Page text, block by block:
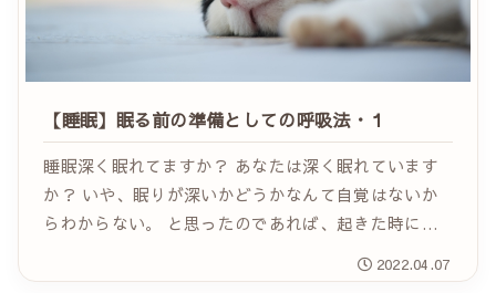
【睡眠】眠る前の準備としての呼吸法・１
睡眠深く眠れてますか？ あなたは深く眠れています
か？ いや、眠りが深いかどうかなんて自覚はないか
らわからない。 と思ったのであれば、起きた時に疲
てもなんだか疲れが取れていないなんだかスッキリ
2022.04.07